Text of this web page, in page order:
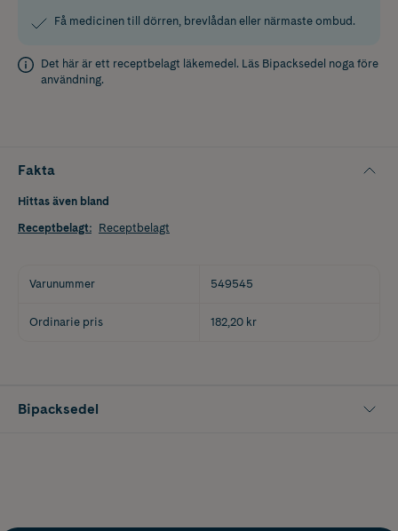
Få medicinen till dörren, brevlådan eller närmaste ombud.
Det här är ett receptbelagt läkemedel. Läs Bipacksedel noga före
användning.
Fakta
Hittas även bland
Receptbelagt: Receptbelagt
Varunummer 549545
Ordinarie pris 182,20 kr
Bipacksedel